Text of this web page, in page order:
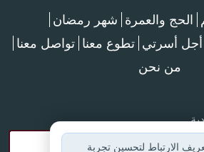
الحج والعمرة شهر رمضان
أسرتي تطوع معنا تواصل معنا
من نحن
الارتباط لتحسين تجربة